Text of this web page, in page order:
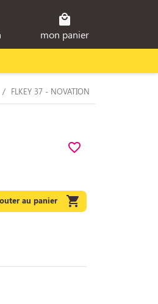
local_mall
mon panier
FLKEY 37 - NOVATION
favorite_border
au panier 